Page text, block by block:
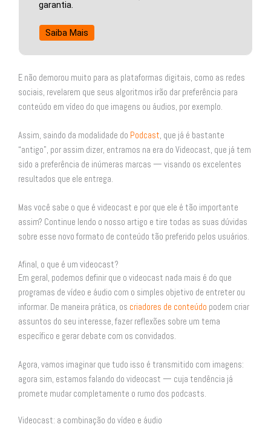
garantia.
Saiba Mais
E não demorou muito para as plataformas digitais, como as redes
sociais, revelarem que seus algoritmos irão dar preferência para
conteúdo em vídeo do que imagens ou áudios, por exemplo.
Assim, saindo da modalidade do Podcast, que já é bastante
“antigo”, por assim dizer, entramos na era do Videocast, que já tem
sido a preferência de inúmeras marcas — visando os excelentes
resultados que ele entrega.
Mas você sabe o que é videocast e por que ele é tão importante
assim? Continue lendo o nosso artigo e tire todas as suas dúvidas
sobre esse novo formato de conteúdo tão preferido pelos usuários.
Afinal, o que é um videocast?
Em geral, podemos definir que o videocast nada mais é do que
programas de vídeo e áudio com o simples objetivo de entreter ou
informar. De maneira prática, os criadores de conteúdo podem criar
assuntos do seu interesse, fazer reflexões sobre um tema
específico e gerar debate com os convidados.
Agora, vamos imaginar que tudo isso é transmitido com imagens:
agora sim, estamos falando do videocast — cuja tendência já
promete mudar completamente o rumo dos podcasts.
Videocast: a combinação do vídeo e áudio